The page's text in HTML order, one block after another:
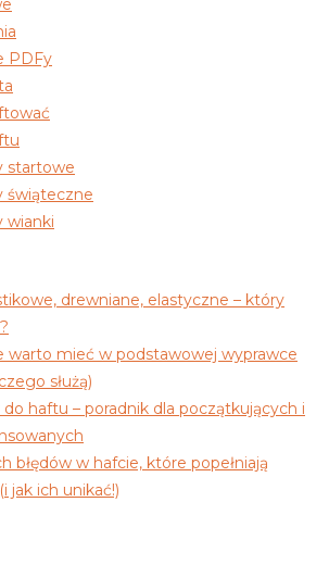
PDFy
startowe
świąteczne
wianki
drewniane, elastyczne – który
warto mieć w podstawowej wyprawce
służą)
do haftu – poradnik dla początkujących i
błędów w hafcie, które popełniają
jak ich unikać!)